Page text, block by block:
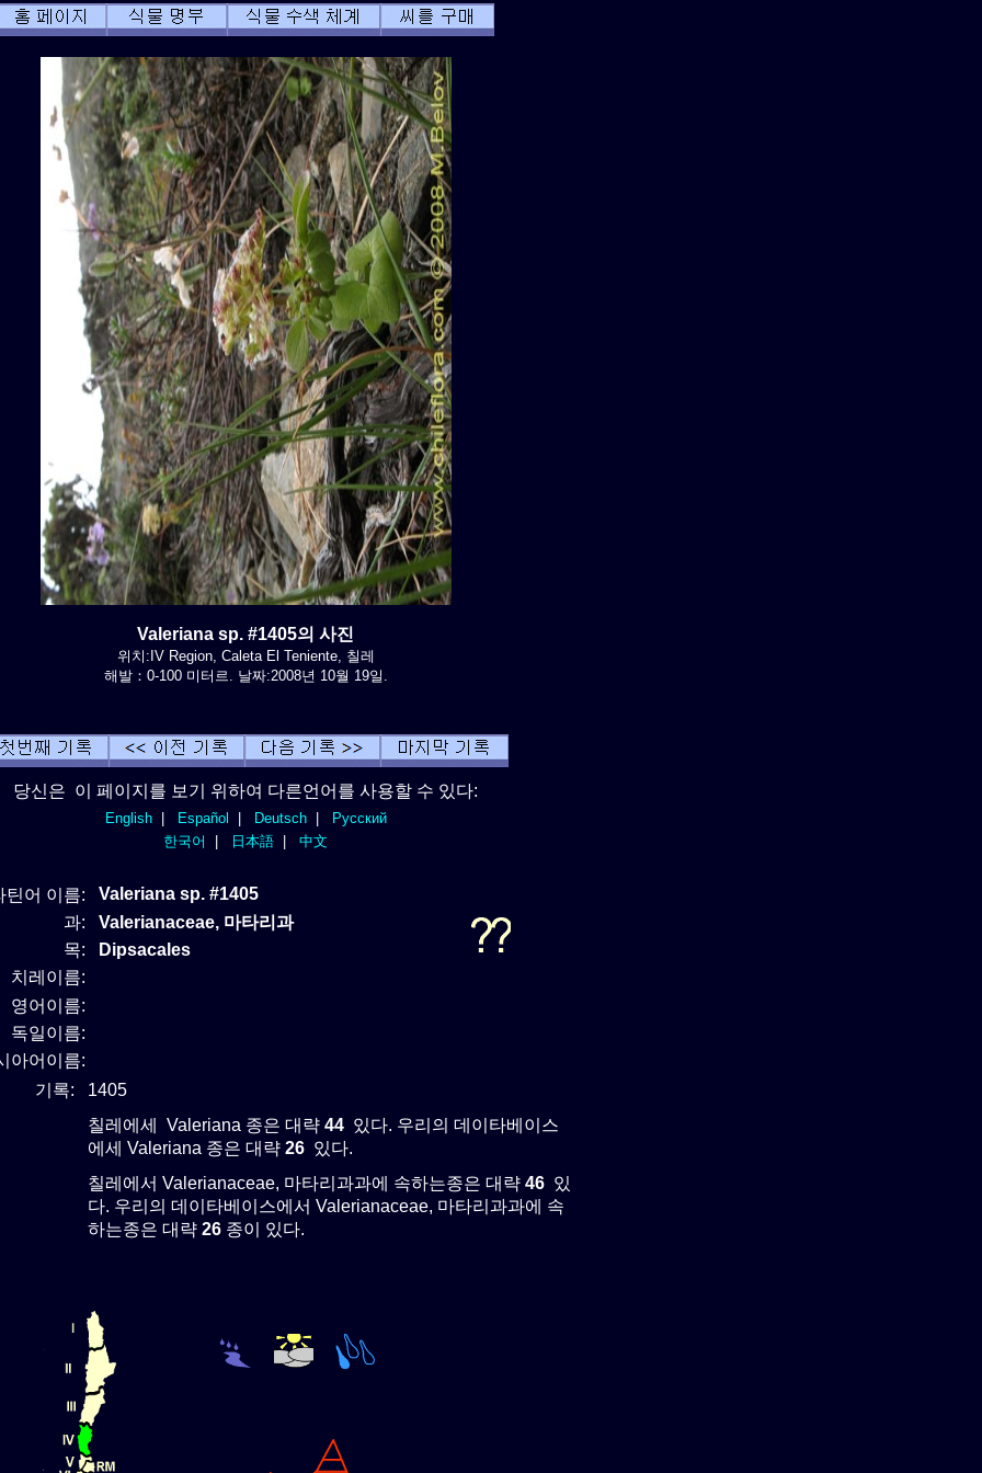
Valeriana sp. #1405의 사진
위치:IV Region, Caleta El Teniente, 칠레
해발：0-100 미터르. 날짜:2008년 10월 19일.
당신은 이 페이지를 보기 위하여 다른언어를 사용할 수 있다:
English| Español Deutsch|
Русский
한국어
日本語 中文
틴어 이름:
Valeriana sp. #1405
과:
Valerianaceae, 마타리과
목:
Dipsacales
치레이름:
영어이름:
독일이름:
아어이름:
기록:
1405
칠레에세 Valeriana 종은 대략 44 있다. 우리의 데이타베이스
에세 Valeriana 종은 대략 26 있다.
칠레에서 Valerianaceae, 마타리과과에 속하는종은 대략 46 있
다. 우리의 데이타베이스에서 Valerianaceae, 마타리과과에 속
하는종은 대략 26 종이 있다.